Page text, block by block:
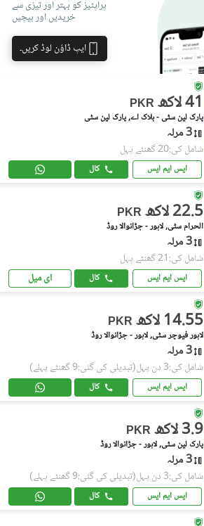
پراپٹیز کو بہتر اور تیزی سے
خریدیں اور بیچیں
ایپ ڈاؤن لوڈ کریں۔
PKR 41 لاکھ
پارک لین سٹی - بلاک اے, پارک لین سٹی
3 مرلہ
شامل کی:20 گھنٹے پہل
ایس ایم ایس کال
PKR 22.5 لاکھ
الحرام سٹی, لاہور - جڑانوالا روڈ
3 مرلہ
شامل کی:21 گھنٹے پہل
ایس ایم ایس کال ای میل
PKR 14.55 لاکھ
لاہور فیوچر سٹی, لاہور - جڑانوالا روڈ
3 مرلہ
شامل کی:3 دن پہل (تبدیلی کی گئی:9 گھنٹے پہلے)
ایس ایم ایس کال
PKR 3.9 لاکھ
پارک لین سٹی, لاہور - جڑانوالا روڈ
3 مرلہ
شامل کی:3 دن پہل (تبدیلی کی گئی:9 گھنٹے پہلے)
ایس ایم ایس کال